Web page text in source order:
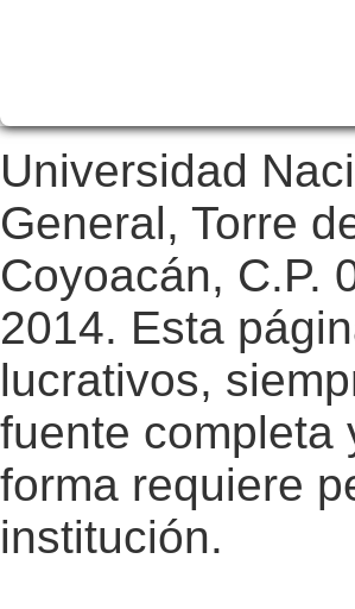
Universidad
General, Torre
Coyoacán, C.P.
2014. Esta
lucrativos,
fuente completa
forma requiere
institución.